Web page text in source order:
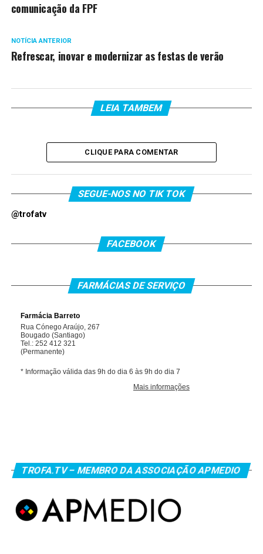
comunicação da FPF
NOTÍCIA ANTERIOR
Refrescar, inovar e modernizar as festas de verão
LEIA TAMBEM
CLIQUE PARA COMENTAR
SEGUE-NOS NO TIK TOK
@trofatv
FACEBOOK
FARMÁCIAS DE SERVIÇO
TROFA.TV – MEMBRO DA ASSOCIAÇÃO APMEDIO